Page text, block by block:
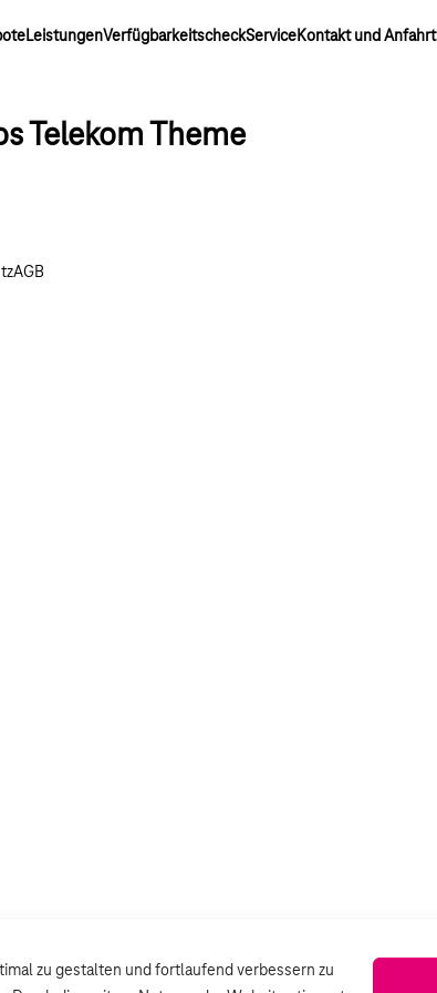
zu gestalten und fortlaufend verbessern zu
LeistungenVerfügbarkeitscheckServiceKontakt und Anfahrt
Telekom Theme
AGB